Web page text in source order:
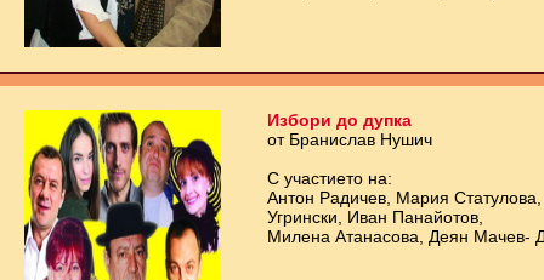
Избори до дупка
от Бранислав Нушич
С участието на:
Антон Радичев, Мария
Угрински, Иван Панайотов,
Милена Атанасова, Деян Мачев-